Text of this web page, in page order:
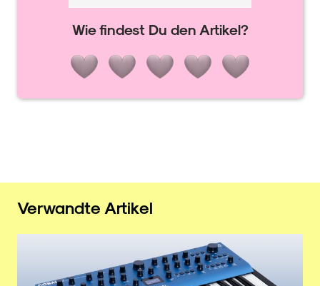
Wie findest Du den Artikel?
Verwandte Artikel